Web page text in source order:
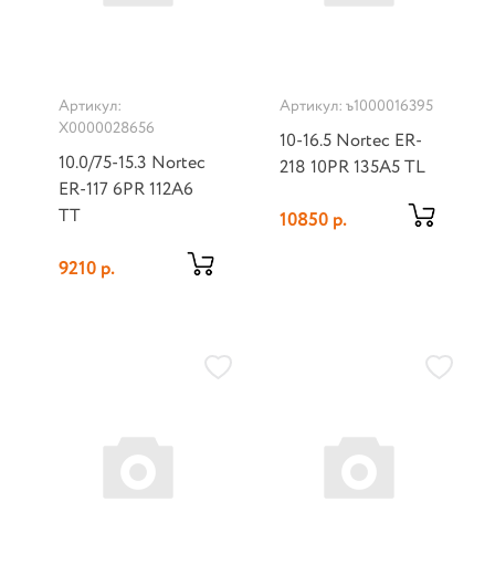
Артикул:
Х0000028656
10.0/75-15.3 Nortec
ER-117 6PR 112A6
TT
9210 р.
Артикул: ъ1000016395
10-16.5 Nortec ER-
218 10PR 135A5 TL
10850 р.